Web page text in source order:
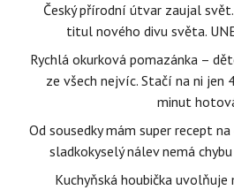
Český přírodní útvar zaujal
titul nového divu světa.
Rychlá okurková pomazánka –
ze všech nejvíc. Stačí na ni jen
minut
Od sousedky mám super recept
sladkokyselý nálev nemá
Kuchyňská houbička uvolňuje